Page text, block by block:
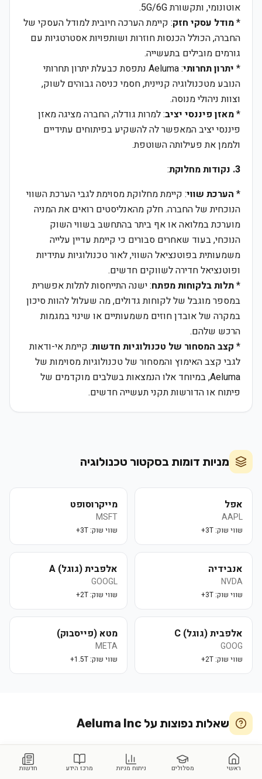
אוטונומי, ותקשורת 5G/6G.
*מודל עסקי חזק: קיימת הערכה חיובית למודל העסקי של
החברה, הכולל הכנסות חוזרות ושותפויות אסטרטגיות עם
גורמים מובילים בתעשייה.
* יתרון תחרותי
: Aeluma נתפסת כבעלת יתרון תחרותי
הנובע מטכנולוגיה קניינית, חסמי כניסה גבוהים לשוק,
וצוות ניהולי מנוסה.
*מאזן פיננסי יציב: למרות גודלה, החברה מציגה מאזן
פיננסי יציב המאפשר לה להשקיע בפיתוחים עתידיים
ולממן את פעילותה השוטפת.
3. נקודות מחלוקת
:
* הערכת שווי: קיימת מחלוקת מסוימת לגבי הערכת השווי
הנוכחית של החברה. חלק מהאנליסטים רואים את המניה
מוערכת במלואה או אף ביתר בהתחשב בשווי השוק
הנוכחי, בעוד שאחרים סבורים כי קיימת עדיין עלייה
משמעותית בפוטנציאל השווי, לאור טכנולוגיות עתידיות
ופוטנציאל חדירה לשווקים חדשים.
*תלות בלקוחות מפתח: ישנה התייחסות לתלות אפשרית
במספר מוגבל של לקוחות גדולים, מה שעלול להוות סיכון
במקרה של אובדן חוזים משמעותיים או שינוי במגמות
הרכש שלהם.
* קצב המסחור של טכנולוגיות חדשות: קיימת אי-ודאות
לגבי קצב האימוץ והמסחור של טכנולוגיות מסוימות של
Aeluma, במיוחד אלו הנמצאות בשלבים מוקדמים של
פיתוח או הדורשות תקני תעשייה חדשים.
מניות דומות בסקטור טכנולוגיה
אפל
AAPL
שווי שוק: 3T+
מייקרוסופט
MSFT
שווי שוק: 3T+
אנבידיה
NVDA
שווי שוק: 3T+
אלפבית (גוגל) A
GOOGL
שווי שוק: 2T+
אלפבית (גוגל) C
GOOG
שווי שוק: 2T+
מטא (פייסבוק)
META
שווי שוק: 1.5T+
שאלות נפוצות על Aeluma Inc
מה החברה Aeluma Inc (ALMU) עושה? ראשי מסלולים ניתוח מניות מרכז הידע חדשות